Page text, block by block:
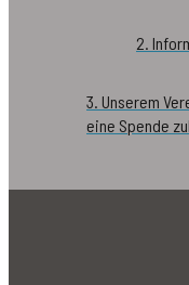
2.
3. Unserem
eine Spende